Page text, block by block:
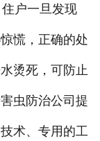
户一旦发现
慌，正确的处
烫死，可防止
虫防治公司提
术、专用的工